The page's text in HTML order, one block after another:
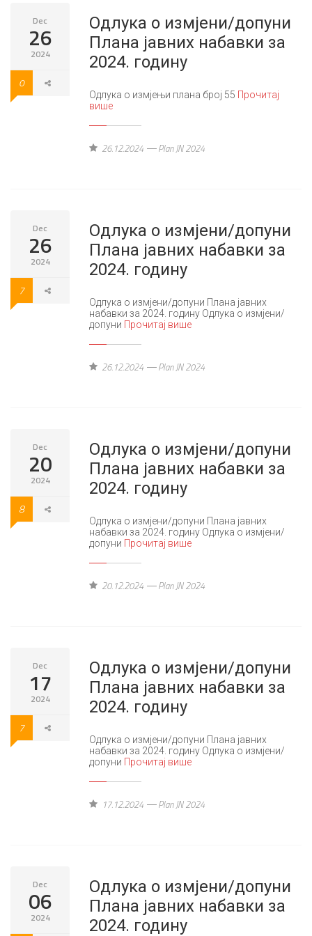
Dec
26
2024
0
Одлука о измјени/допуни
Плана јавних набавки за
2024. годину
Одлука о измјењи плана број 55 Прочитај
више
26.12.2024 Plan JN 2024
Dec
26
2024
7
Одлука о измјени/допуни
Плана јавних набавки за
2024. годину
Одлука о измјени/допуни Плана јавних
набавки за 2024. годину Одлука о измјени/
допуни Прочитај више
26.12.2024 Plan JN 2024
Dec
20
2024
8
Одлука о измјени/допуни
Плана јавних набавки за
2024. годину
Одлука о измјени/допуни Плана јавних
набавки за 2024. годину Одлука о измјени/
допуни Прочитај више
20.12.2024 Plan JN 2024
Dec
17
2024
7
Одлука о измјени/допуни
Плана јавних набавки за
2024. годину
Одлука о измјени/допуни Плана јавних
набавки за 2024. годину Одлука о измјени/
допуни Прочитај више
17.12.2024 Plan JN 2024
Dec
06
2024
Одлука о измјени/допуни
Плана јавних набавки за
2024. годину